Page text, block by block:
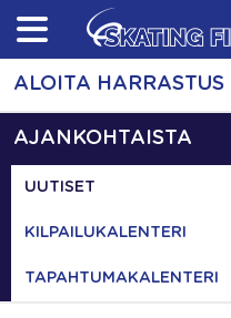
Skip
content
ALOITA HARRASTUS
AJANKOHTAISTA
UUTISET
KILPAILUKALENTERI
TAPAHTUMAKALENTERI